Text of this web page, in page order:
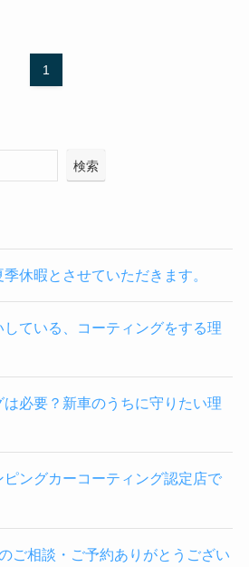
1
検索
休暇とさせていただきます。
ている、コーティングをする理
必要？新車のうちに守りたい理
ングカーコーティング認定店で
ご相談・ご予約ありがとうござい